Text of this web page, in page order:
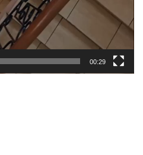
00:29